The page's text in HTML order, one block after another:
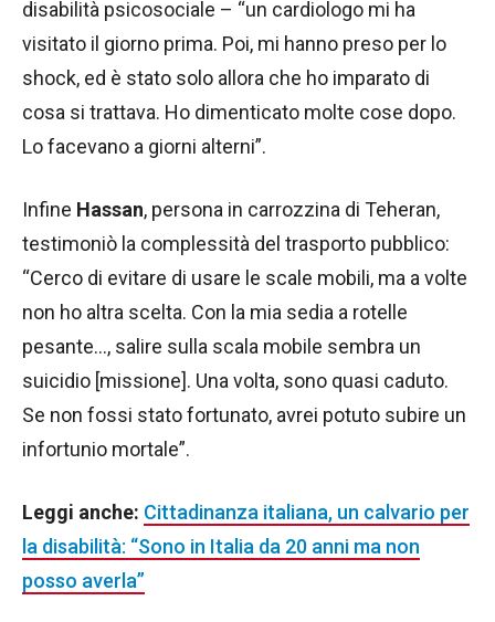
disabilità psicosociale – “un cardiologo mi ha
visitato il giorno prima. Poi, mi hanno preso per lo
shock, ed è stato solo allora che ho imparato di
cosa si trattava. Ho dimenticato molte cose dopo.
Lo facevano a giorni alterni”.
Infine Hassan, persona in carrozzina di Teheran,
testimoniò la complessità del trasporto pubblico:
“Cerco di evitare di usare le scale mobili, ma a volte
non ho altra scelta. Con la mia sedia a rotelle
pesante…, salire sulla scala mobile sembra un
suicidio [missione]. Una volta, sono quasi caduto.
Se non fossi stato fortunato, avrei potuto subire un
infortunio mortale”.
Leggi anche: Cittadinanza italiana, un calvario per
la disabilità: “Sono in Italia da 20 anni ma non
posso averla”